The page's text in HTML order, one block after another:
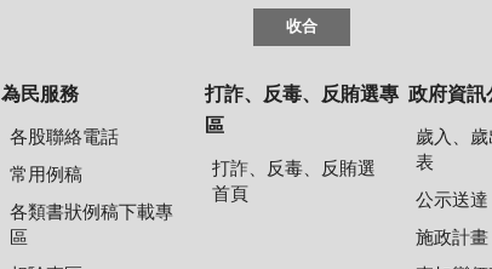
收合
為民服務
各股聯絡電話
常用例稿
各類書狀例稿下載專
區
打詐、反毒、反賄選專
區
打詐、反毒、反賄選
首頁
政府資訊
歲入、
表
公示送達
施政計畫